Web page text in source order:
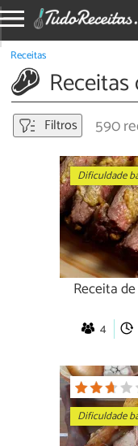
Receitas
Filtros 590
Dificuldade
Receita
4
Dificuldade